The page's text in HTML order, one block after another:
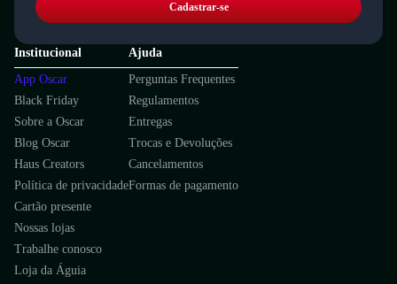
Cadastrar-se
Institucional
App Oscar
Black Friday
Sobre a Oscar
Blog Oscar
Haus Creators
Política de privacidade
Cartão presente
Nossas lojas
Trabalhe conosco
Loja da Águia
Ajuda
Perguntas Frequentes
Regulamentos
Entregas
Trocas e Devoluções
Cancelamentos
Formas de pagamento